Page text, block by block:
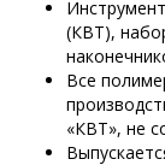
(КВТ),
Все
«КВТ», не